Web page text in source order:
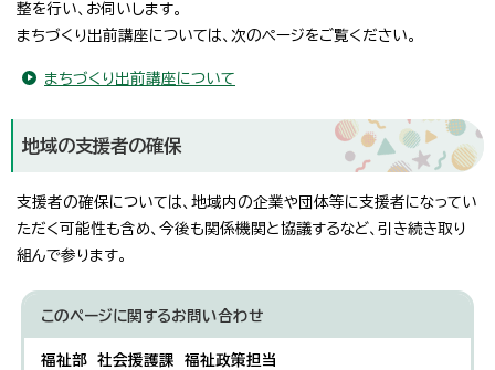
整を行い、お伺いします。
まちづくり出前講座については、次のページをご覧ください。
まちづくり出前講座について
地域の支援者の確保
支援者の確保については、地域内の企業や団体等に支援者になってい
ただく可能性も含め、今後も関係機関と協議するなど、引き続き取り
組んで参ります。
このページに関するお問い合わせ
福祉部 社会援護課 福祉政策担当